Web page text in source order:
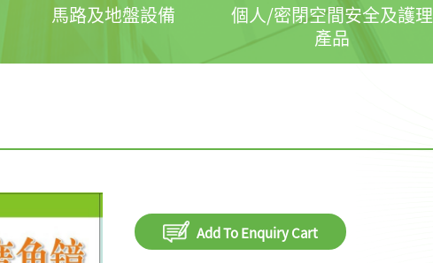
馬路及地盤設備
個人/密閉空間安全及護理
產品
Add To Enquiry Cart